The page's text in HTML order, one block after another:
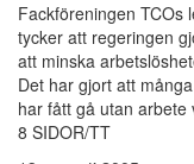
Fackföreningen TCOs
tycker att regeringen
att minska
Det har gjort att
har fått gå utan arbete
8 SIDOR/TT